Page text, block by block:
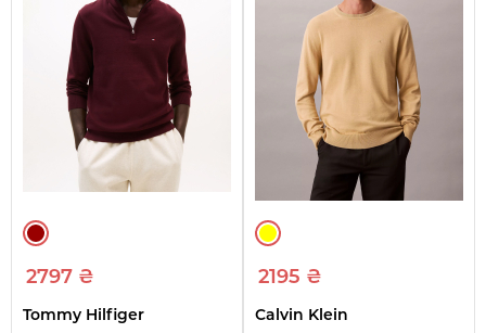
2797 ₴
Tommy Hilfiger
2195 ₴
Calvin Klein